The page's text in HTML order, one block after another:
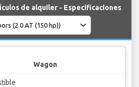
de alquiler - Especificaciones
Wagon